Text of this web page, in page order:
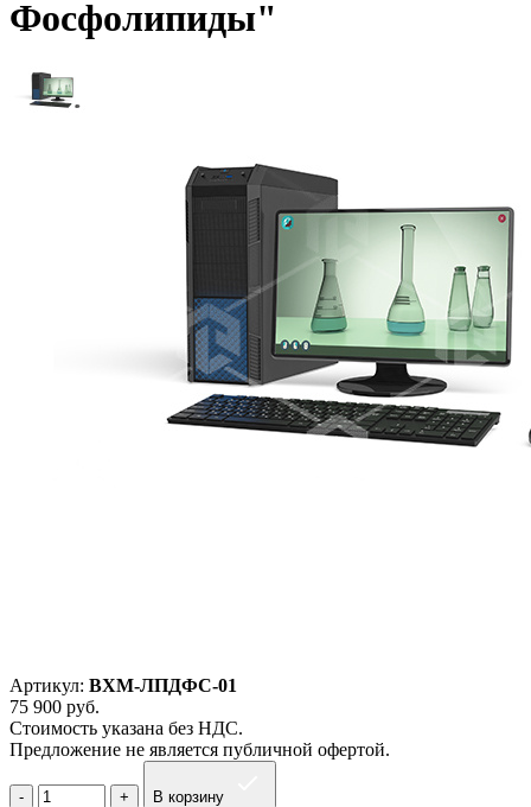
Фосфолипиды"
Артикул: ВХМ-ЛПДФС-01
75 900 руб.
Стоимость указана без НДС.
Предложение не является публичной офертой.
В корзину